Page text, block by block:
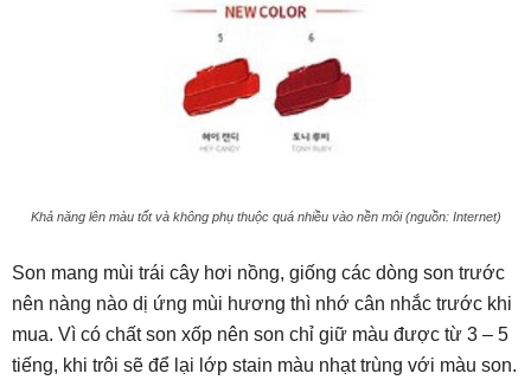
Khả năng lên màu tốt và không phụ thuộc quá nhiều vào nền môi (nguồn: Internet)
Son mang mùi trái cây hơi nồng, giống các dòng son trước
nên nàng nào dị ứng mùi hương thì nhớ cân nhắc trước khi
mua. Vì có chất son xốp nên son chỉ giữ màu được từ 3 – 5
tiếng, khi trôi sẽ để lại lớp stain màu nhạt trùng với màu son.